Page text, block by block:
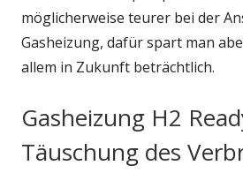
möglicherweise teurer bei der
Gasheizung, dafür spart man
allem in Zukunft beträchtlich.
Gasheizung H2
Täuschung des